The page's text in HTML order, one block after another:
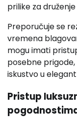
prilike za
Preporučuje se
vremena
mogu imati
posebne
iskustvo u
Pristup